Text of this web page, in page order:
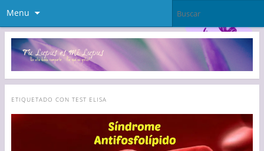
Menu
ETIQUETADO CON TEST ELISA